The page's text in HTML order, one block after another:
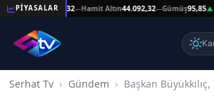
PİYASALAR
44.092,32—Hamit Altın44.092,32—Gümüş95,85▲18-
Serhat Tv Gündem